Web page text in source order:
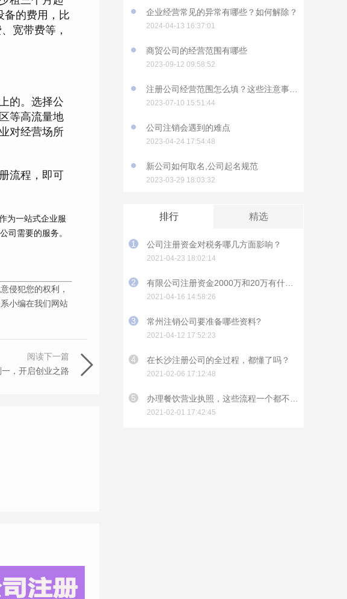
企业经营常见的异常有哪些？如何解除？
2024-04-13 16:37:01
商贸公司的经营范围有哪些
2023-09-12 09:58:52
2023-07-10 15:51:44
公司注销会遇到的难点
2023-04-24 17:54:48
新公司如何取名,公司起名规范
2023-03-29 18:03:32
排行 精选
1 公司注册资金对税务哪几方面影响？
2021-04-23 18:02:14
2
2021-04-16 14:58:26
3 常州注销公司要准备哪些资料?
2021-04-12 17:52:23
4 在长沙注册公司的全过程，都懂了吗？
2021-02-06 17:12:48
5
2021-02-01 17:42:45
备的费用，比
宽带费等，
的。选择公
等高流量地
对经营场所
流程，即可
为一站式企业服
司需要的服务。
侵犯您的权利，
小编在我们网站
阅读下一篇
，开启创业之路